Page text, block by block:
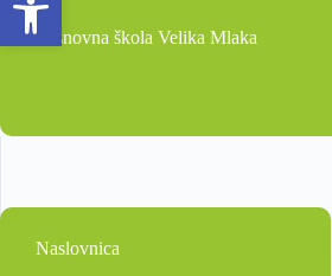
Osnovna škola Velika Mlaka
Naslovnica